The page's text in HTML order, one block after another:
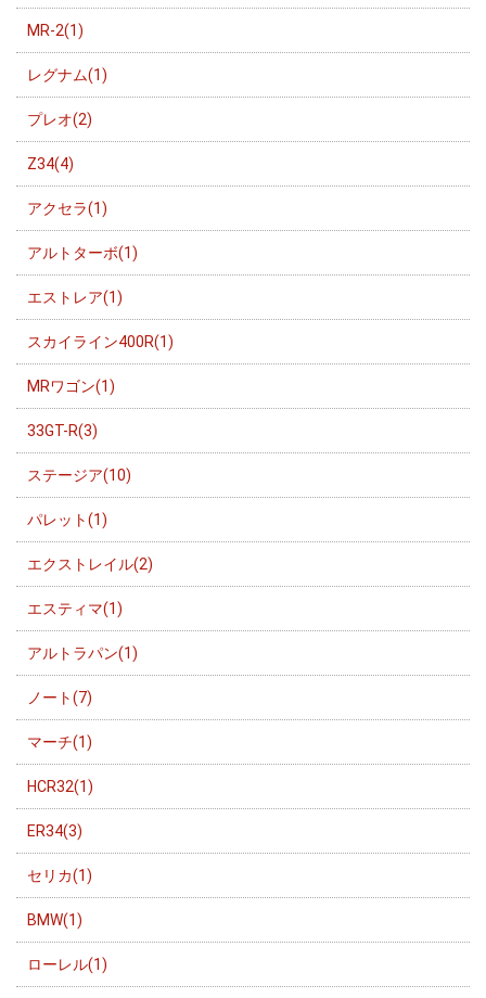
MR-2(1)
レグナム(1)
プレオ(2)
Z34(4)
アクセラ(1)
アルトターボ(1)
エストレア(1)
スカイライン400R(1)
MRワゴン(1)
33GT-R(3)
ステージア(10)
パレット(1)
エクストレイル(2)
エスティマ(1)
アルトラパン(1)
ノート(7)
マーチ(1)
HCR32(1)
ER34(3)
セリカ(1)
BMW(1)
ローレル(1)